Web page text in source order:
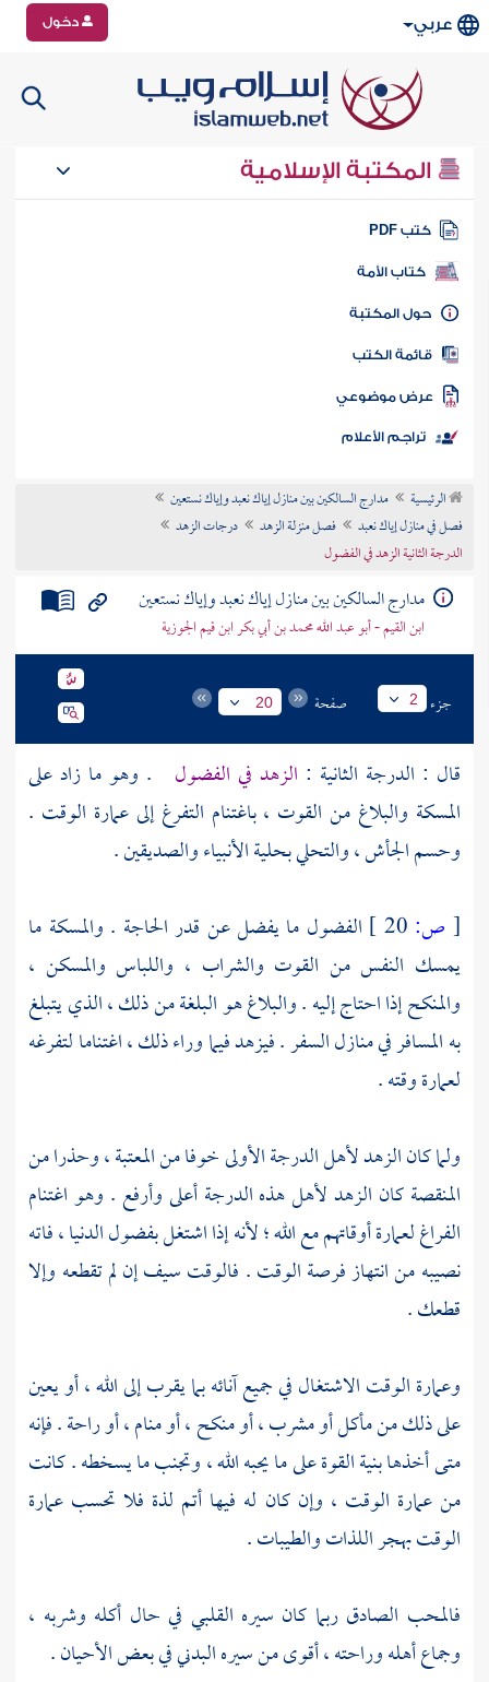
عربي دخول
المكتبة الإسلامية
كتب PDF
كتاب الأمة
المكتبة
الكتب
موضوعي
تراجم الأعلام
الرئيسية
مدارج السالكين بين منازل إياك نعبد وإياك نستعين
فصل في منازل إياك نعبد
فصل منزلة الزهد
درجات الزهد
الدرجة الثانية الزهد في الفضول
مدارج السالكين بين منازل إياك نعبد وإياك نستعين
ابن القيم - أبو عبد الله محمد بن أبي بكر ابن قيم الجوزية
جزء 2 صفحة 20
قال : الدرجة الثانية : الزهد في الفضول . وهو ما زاد على
المسكة والبلاغ من القوت ، باغتنام التفرغ إلى عمارة الوقت .
وحسم الجأش ، والتحلي بحلية الأنبياء والصديقين .
[ ص:
الفضول ما يفضل عن قدر الحاجة . والمسكة ما
يمسك النفس من القوت والشراب ، واللباس والمسكن ،
والمنكح إذا احتاج إليه . والبلاغ هو البلغة من ذلك ، الذي يتبلغ
به المسافر في منازل السفر . فيزهد فيما وراء ذلك ، اغتناما لتفرغه
لعمارة وقته .
ولما كان الزهد لأهل الدرجة الأولى خوفا من المعتبة ، وحذرا من
المنقصة كان الزهد لأهل هذه الدرجة أعلى وأرفع . وهو اغتنام
الفراغ لعمارة أوقاتهم مع الله ؛ لأنه إذا اشتغل بفضول الدنيا ، فاته
نصيبه من انتهاز فرصة الوقت . فالوقت سيف إن لم تقطعه وإلا
قطعك .
وعمارة الوقت الاشتغال في جميع آنائه بما يقرب إلى الله ، أو يعين
على ذلك من مأكل أو مشرب ، أو منكح ، أو منام ، أو راحة . فإنه
متى أخذها بنية القوة على ما يحبه الله ، وتجنب ما يسخطه . كانت
من عمارة الوقت ، وإن كان له فيها أتم لذة فلا تحسب عمارة
الوقت بهجر اللذات والطيبات .
فالمحب الصادق ربما كان سيره القلبي في حال أكله وشربه ،
وجماع أهله وراحته ، أقوى من سيره البدني في بعض الأحيان .